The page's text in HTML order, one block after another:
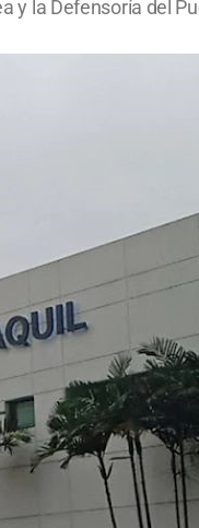
y la Defensoría del